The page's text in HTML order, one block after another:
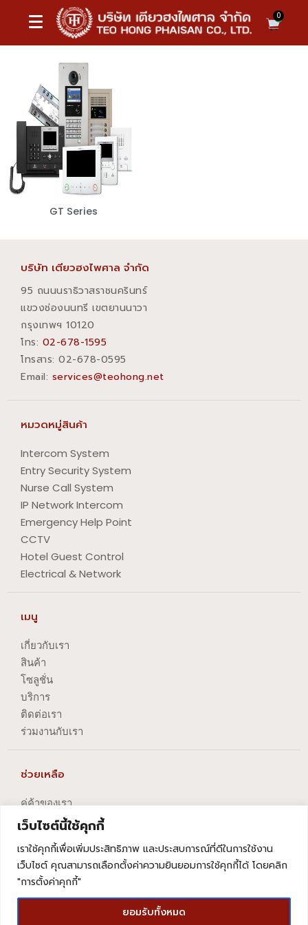
เว็บไซต์นี้ใช้คุกกี้
เราใช้คุกกี้เพื่อเพิ่มประสิทธิภาพ และประสบการณ์ที่ดีในการใช้งาน
เว็บไซต์ คุณสามารถเลือกตั้งค่าความยินยอมการใช้คุกกี้ได้ โดยคลิก
"การตั้งค่าคุกกี้"
ยอมรับทั้งหมด
0
GT Series
บริษัท เตียวฮงไพศาล จำกัด
95 ถนนนราธิวาสราชนครินทร์
แขวงช่องนนทรี เขตยานนาวา
กรุงเทพฯ 10120
โทร: 02-678-1595
โทรสาร:​ 02-678-0595
Email: services@teohong.net
หมวดหมู่สินค้า
Intercom System
Entry Security System
Nurse Call System
IP Network Intercom
Emergency Help Point
CCTV
Hotel Guest Control
Electrical & Network
เมนู
เกี่ยวกับเรา
สินค้า
โซลูชั่น
บริการ
ติดต่อเรา
ร่วมงานกับเรา
ช่วยเหลือ
คู่ค้าของเรา
นโยบายความเป็นส่วนตัว
นโยบายการปัญหาข้อร้องเรียน
นโยบายการยกเลิกบริการ